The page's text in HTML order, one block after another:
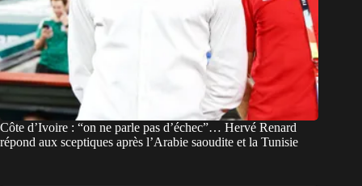
Côte d’Ivoire : “on ne parle pas d’échec”… Hervé Renard
répond aux sceptiques après l’Arabie saoudite et la Tunisie